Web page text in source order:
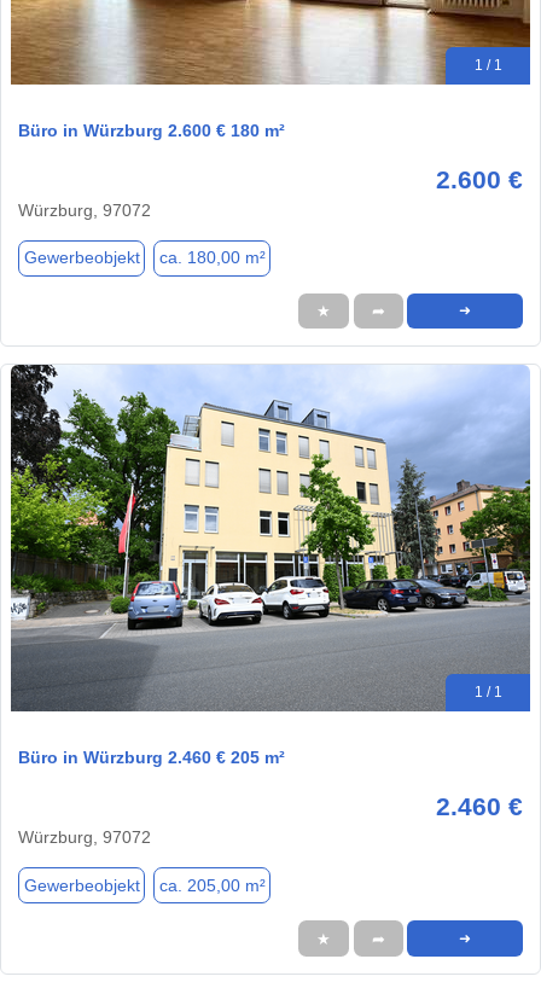
1 / 1
Büro in Würzburg 2.600 € 180 m²
2.600 €
Würzburg, 97072
Gewerbeobjekt ca. 180,00 m²
★ ➦ ➜
1 / 1
Büro in Würzburg 2.460 € 205 m²
2.460 €
Würzburg, 97072
Gewerbeobjekt ca. 205,00 m²
★ ➦ ➜